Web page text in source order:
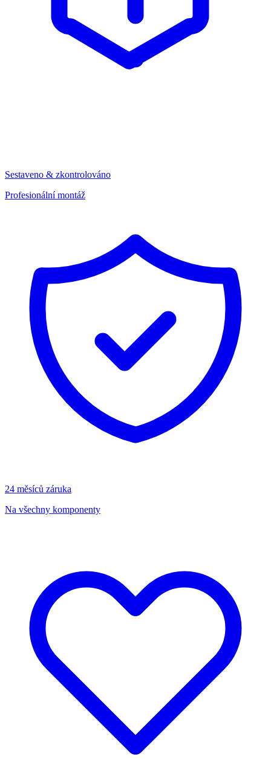
Sestaveno & zkontrolováno
Profesionální montáž
24 měsíců záruka
Na všechny komponenty